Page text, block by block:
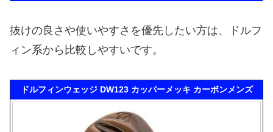
抜けの良さや使いやすさを優先したい方は、ドルフ
ィン系から比較しやすいです。
ドルフィンウェッジ DW123 カッパーメッキ カーボンメンズ